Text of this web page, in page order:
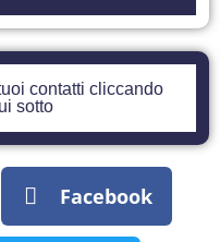
contatti cliccando
sotto
Facebook